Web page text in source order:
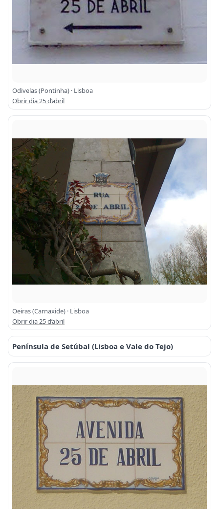
Odivelas (Pontinha) · Lisboa
Obrir dia 25 d’abril
Oeiras (Carnaxide) · Lisboa
Obrir dia 25 d’abril
Península de Setúbal (Lisboa e Vale do Tejo)